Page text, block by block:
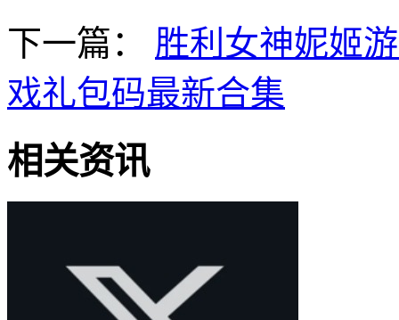
下一篇：
胜利女神妮姬
戏礼包码最新合集
相关资讯